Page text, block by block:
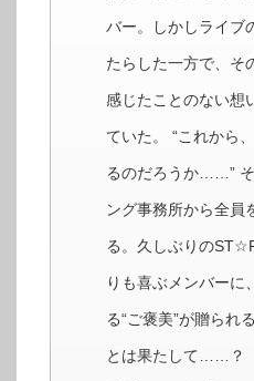
バー。しかしライブ
たらした一方で、そ
感じたことのない想
ていた。 “これから
るのだろうか……”
ング事務所から全員
る。久しぶりの
りも喜ぶメンバーに
る“ご褒美”が贈られ
とは果たして……